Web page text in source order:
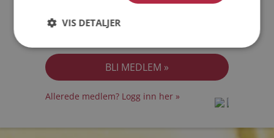
Jeg akseptererMedlemsvilkårene
Allerede medlem? Logg inn her »
VIS DETALJER